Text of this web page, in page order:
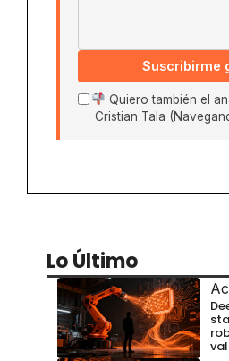
Suscribirme
Quiero también el
Cristian Tala
Lo Último